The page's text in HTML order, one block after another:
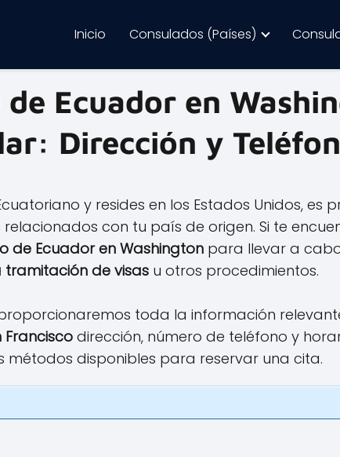
Inicio Consulados (Países)
de Ecuador en
Dirección y
y resides en los Estados Unidos,
con tu país de origen. Si te
de Ecuador en Washington para llevar a
tramitación de visas u otros procedimientos.
toda la información
Francisco dirección, número de teléfono y
métodos disponibles para reservar una cita.